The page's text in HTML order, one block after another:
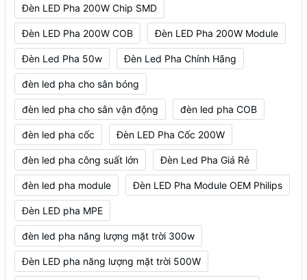
Đèn LED Pha 200W Chip SMD
Đèn LED Pha 200W COB Đèn LED Pha 200W Module
Đèn Led Pha 50w Đèn Led Pha Chính Hãng
đèn led pha cho sân bóng
đèn led pha cho sân vận động đèn led pha COB
đèn led pha cốc Đèn LED Pha Cốc 200W
đèn led pha công suất lớn Đèn Led Pha Giá Rẻ
đèn led pha module Đèn LED Pha Module OEM Philips
Đèn LED pha MPE
đèn led pha năng lượng mặt trời 300w
Đèn LED pha năng lượng mặt trời 500W